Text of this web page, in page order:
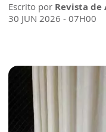
Escrito por Revista de
30 JUN 2026 - 07H00